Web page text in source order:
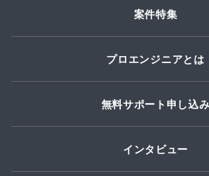
案件特集
プロエンジニアとは
無料サポート申し込み
インタビュー